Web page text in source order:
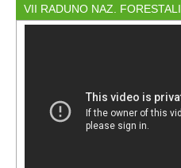
VII RADUNO NAZ. FORESTALI